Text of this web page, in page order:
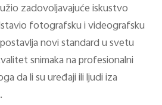
zadovoljavajuće iskustvo
fotografsku i videografsku
novi standard u svetu
snimaka na profesionalni
da li su uređaji ili ljudi iza